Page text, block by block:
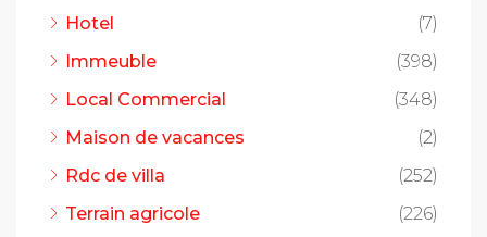
Hotel
(7)
Immeuble
(398)
Local Commercial
(348)
Maison de vacances
(2)
Rdc de villa
(252)
Terrain agricole
(226)